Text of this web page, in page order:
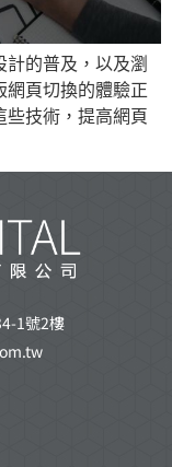
的普及，以及瀏
網頁切換的體驗正
些技術，提高網頁
1號2樓